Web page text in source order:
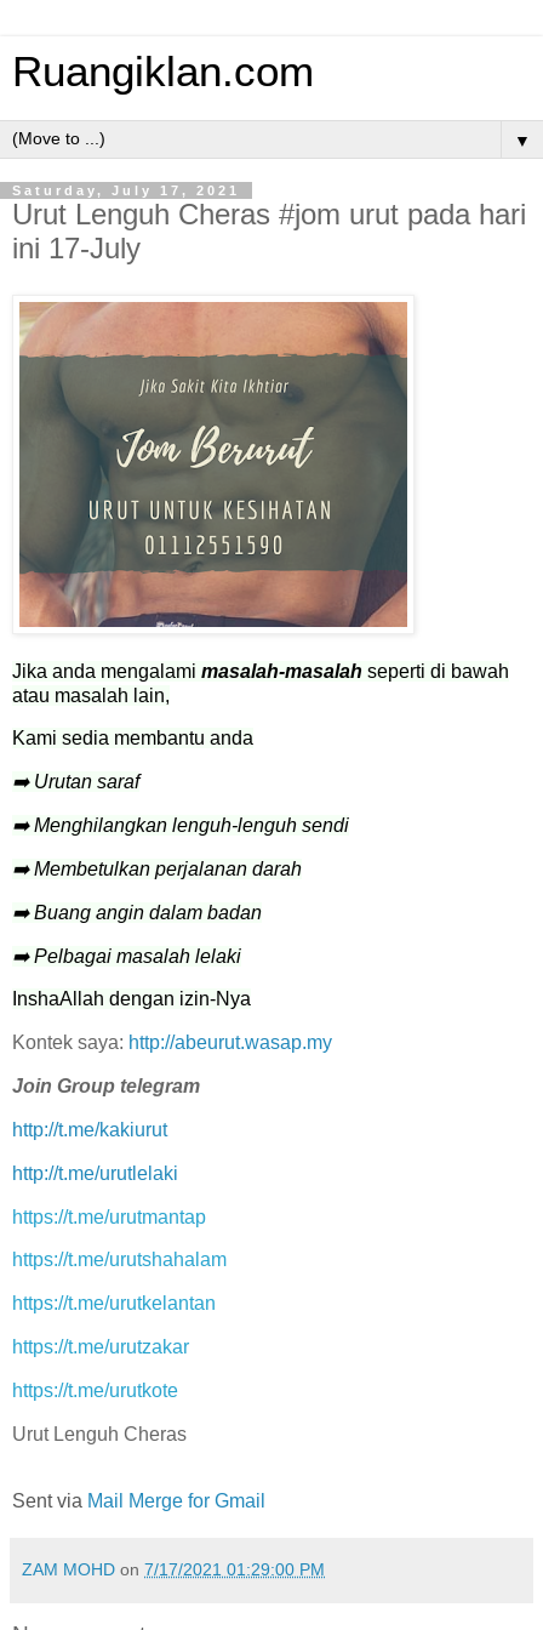
Ruangiklan.com
▼
Saturday, July 17, 2021
Urut Lenguh Cheras #jom urut pada hari
ini 17-July
Jika anda mengalami masalah-masalah seperti di bawah
atau masalah lain,
Kami sedia membantu anda
➡️ Urutan saraf
➡️ Menghilangkan lenguh-lenguh sendi
➡️ Membetulkan perjalanan darah
➡️ Buang angin dalam badan
➡️ Pelbagai masalah lelaki
InshaAllah dengan izin-Nya
Kontek saya: http://abeurut.wasap.my
Join Group telegram
http://t.me/kakiurut
http://t.me/urutlelaki
https://t.me/urutmantap
https://t.me/urutshahalam
https://t.me/urutkelantan
https://t.me/urutzakar
https://t.me/urutkote
Urut Lenguh Cheras
Sent via Mail Merge for Gmail
ZAM MOHD on 7/17/2021 01:29:00 PM